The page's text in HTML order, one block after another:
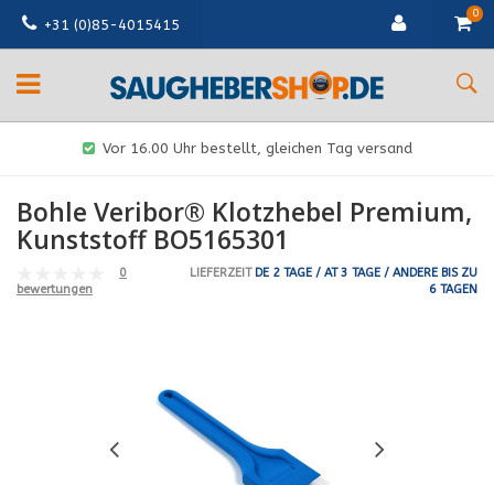
+31 (0)85-4015415
0
Vor 16.00 Uhr bestellt, gleichen Tag versand
Bohle Veribor® Klotzhebel Premium,
Kunststoff BO5165301
0
bewertungen
LIEFERZEITDE 2 TAGE / AT 3 TAGE / ANDERE BIS ZU
6 TAGEN